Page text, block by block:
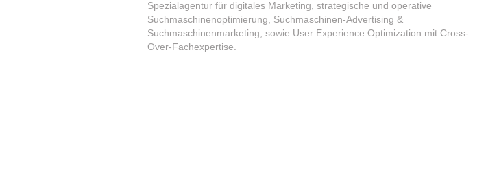
Spezialagentur für digitales Marketing, strategische und operative
Suchmaschinenoptimierung, Suchmaschinen-Advertising &
Suchmaschinenmarketing, sowie User Experience Optimization mit Cross-
Over-Fachexpertise.